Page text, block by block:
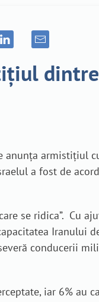
armistițiul
a fost de
se ridica”. Cu
Iranului
conducerii
iar 6% au